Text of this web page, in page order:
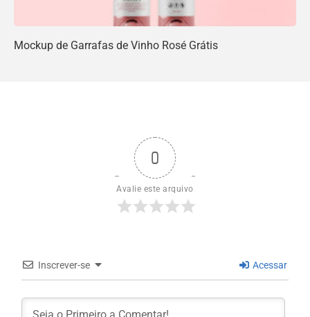
Mockup de Garrafas de Vinho Rosé Grátis
0
Avalie este arquivo
Inscrever-se Acessar